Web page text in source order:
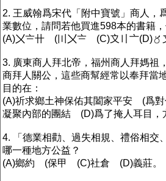
2. 王威翰爲宋代「附中寶號」商人，
業數位，請問若他買進598本的書籍
(A)〤〧卄 (〣〤〧 (C)〩〢〦(D)〥
3. 廣東商人拜北帝，福州商人拜媽祖
商拜人關公，這些商幫經常以奉拜當
目的在：
(A)祈求鄉土神保佑其闔家平安 (爲
凝聚內部的團結 (D)爲了掩人耳目，
4. 「德業相勸、過失相規、禮俗相交
哪一種地方公益？
(A)鄉約 (保甲 (C)社倉 (D)義莊。